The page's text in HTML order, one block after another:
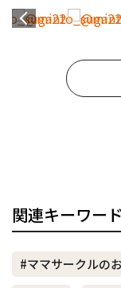
関連キーワード
#ママサークルの